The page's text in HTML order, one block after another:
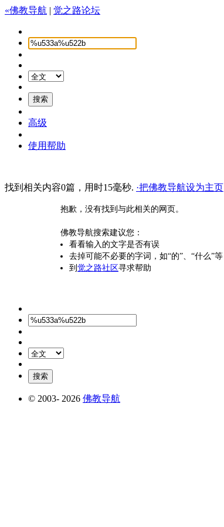
«佛教导航 | 觉之路论坛
高级
使用帮助
找到相关内容0篇，用时15毫秒. ·把佛教导航设为主页
抱歉，没有找到与此相关的网页。
佛教导航搜索建议您：
看看输入的文字是否有误
去掉可能不必要的字词，如“的”、“什么”等
到 觉之路社区寻求帮助
© 2003- 2026 佛教导航